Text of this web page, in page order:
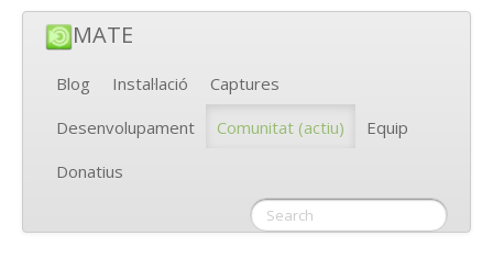
MATE
Blog Instal·lació
Captures
Desenvolupament
Comunitat (actiu)
Equip
Donatius